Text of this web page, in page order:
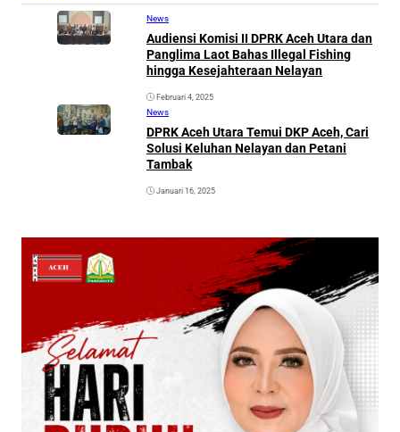
News
Audiensi Komisi II DPRK Aceh Utara dan
Panglima Laot Bahas Illegal Fishing
hingga Kesejahteraan Nelayan
Februari 4, 2025
News
DPRK Aceh Utara Temui DKP Aceh, Cari
Solusi Keluhan Nelayan dan Petani
Tambak
Januari 16, 2025